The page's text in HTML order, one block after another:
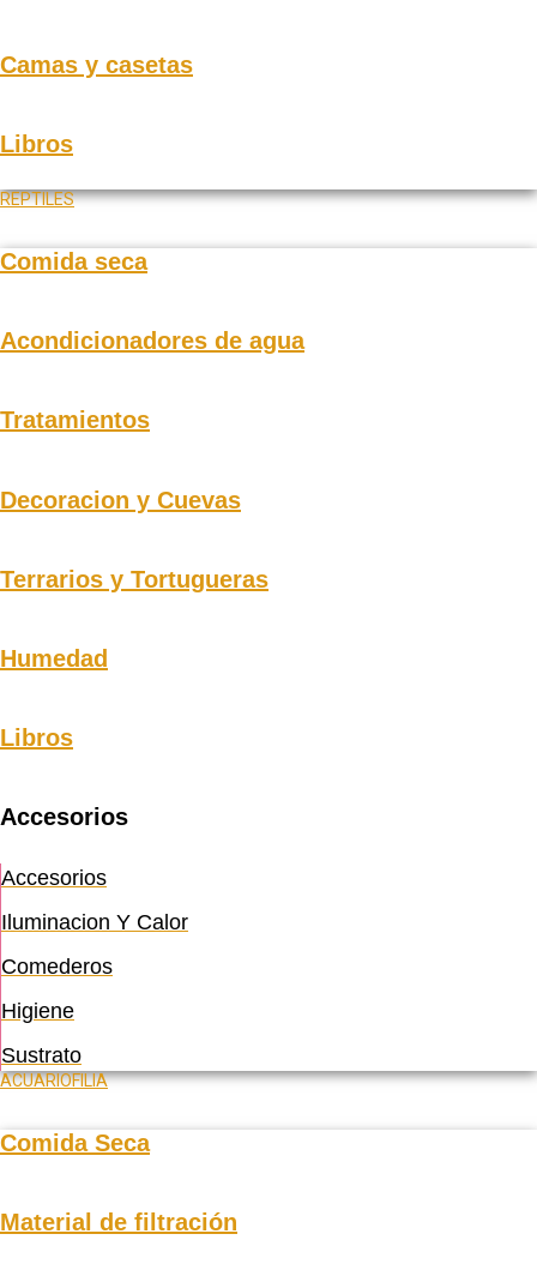
Camas y casetas
Libros
REPTILES
Comida seca
Acondicionadores de agua
Tratamientos
Decoracion y Cuevas
Terrarios y Tortugueras
Humedad
Libros
Accesorios
Accesorios
Iluminacion Y Calor
Comederos
Higiene
Sustrato
ACUARIOFILIA
Comida Seca
Material de filtración